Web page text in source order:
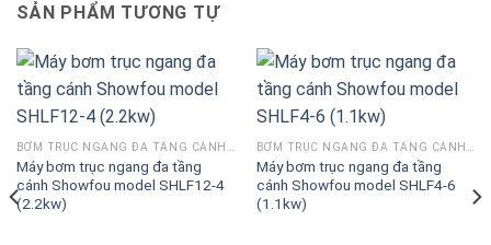
SẢN PHẨM TƯƠNG TỰ
Máy bơm trục ngang đa tầng
cánh Showfou model SHLF12-4
(2.2kw)
Máy bơm trục ngang đa tầng
cánh Showfou model SHLF4-6
(1.1kw)